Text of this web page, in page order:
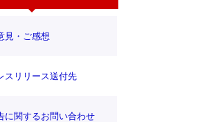
見・ご感想
スリリース送付先
に関するお問い合わせ